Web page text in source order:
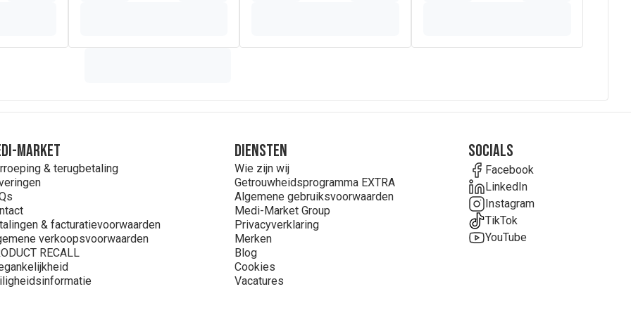
MARKET
& terugbetaling
& facturatievoorwaarden
verkoopsvoorwaarden
RECALL
Diensten
Wie zijn wij
Getrouwheidsprogramma EXTRA
Algemene gebruiksvoorwaarden
Medi-Market Group
Privacyverklaring
Merken
Blog
Cookies
Vacatures
Socials
Facebook
LinkedIn
Instagram
TikTok
YouTube